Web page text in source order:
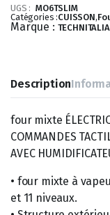
UGS : MO6TSLIM
Catégories :CUISSON,
Marque : TECHNITALIA
Description
four mixte
COMMANDES
AVEC
• four mixte à
et 11 niveaux.